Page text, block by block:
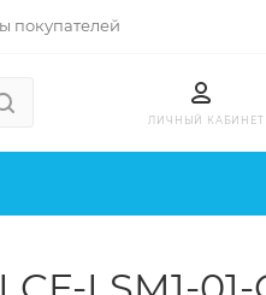
покупателей
ЛИЧНЫЙ КАБИНЕТ